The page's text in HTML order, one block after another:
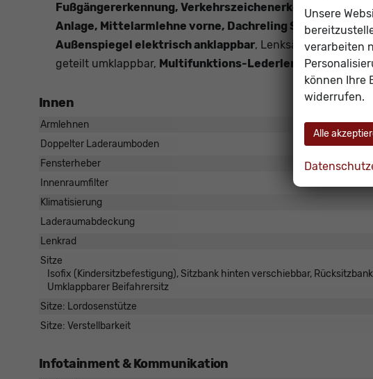
Fußgängererkennung, Verkehrszeichenerkennung,
Anlage, Mittelarmlehne vorne, Dachreling Schwarz,
Außenspiegel elektrisch anklappbar, Lenksäule
geteilt umklappbar, Multifunktions-Lederlenkrad
Innen
Armlehnen
Doppelter Laderaumboden
Fensterheber
Innenraumfilter
Klimatisierung
Laderaumabdeckung
Lenkrad
Sitze
Isofix (Kindersitzbefestigung), Sitzbank hinten verschiebbar,
Umklappbarer Beifahrersitz
Sitze: Lordosenstütze
Sitze: Verstellbarkeit
Infotainment & Kommunikation
Unsere
verarbeiten
können Ihre
widerrufen.
Alle